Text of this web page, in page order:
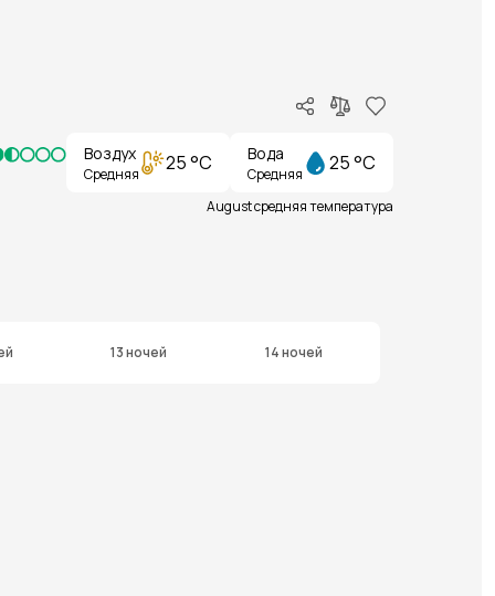
Воздух
Средняя 25 °C Вода
Средняя 25 °C
August средняя температура
13 ночей 14 ночей